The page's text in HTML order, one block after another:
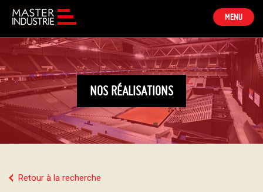
TOGGLE
MENU
NOS RÉALISATIONS
Retour à la recherche